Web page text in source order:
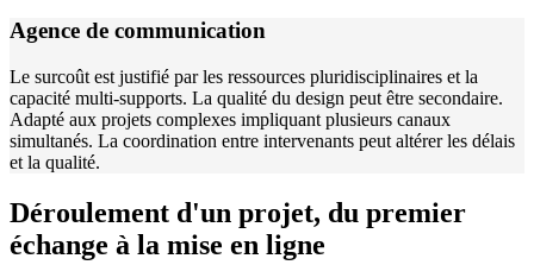
Agence de communication
Le surcoût est justifié par les ressources pluridisciplinaires et la
capacité multi-supports. La qualité du design peut être secondaire.
Adapté aux projets complexes impliquant plusieurs canaux
simultanés. La coordination entre intervenants peut altérer les délais
et la qualité.
Déroulement d'un projet, du premier
échange à la mise en ligne